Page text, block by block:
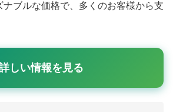
ナブルな価格で、多くのお客様から支
しい情報を見る